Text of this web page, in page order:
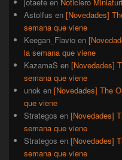
jotaefe en Noticiero
Astolfus en [Novedades]
semana que viene
Keegan_Flavio en
la semana que viene
KazamaS en [Novedades]
semana que viene
unok en [Novedades] The
que viene
Strategos en [Novedades]
semana que viene
Strategos en [Novedades]
semana que viene